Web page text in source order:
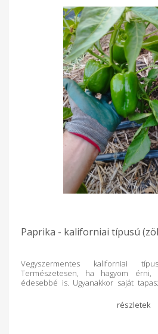
Paprika - kaliforniai típusú
Vegyszermentes kaliforniai
Természetesen, ha hagyom érni,
édesebbé is. Ugyanakkor saját
szubjektív) zölden sokkal
Cipusron tapasztaltam meg, amikor